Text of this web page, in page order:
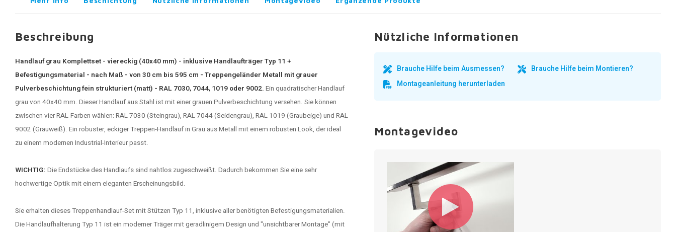
Beschreibung
Handlauf grau Komplettset - viereckig (40x40 mm) - inklusive Handlaufträger Typ 11 +
Befestigungsmaterial - nach Maß - von 30 cm bis 595 cm - Treppengeländer Metall mit grauer
Pulverbeschichtung fein strukturiert (matt) - RAL 7030, 7044, 1019 oder 9002. Ein quadratischerHandlauf
grau von 40x40 mm. Dieser Handlauf aus Stahl ist mit einer grauen Pulverbeschichtung versehen. Sie können
zwischen vier RAL-Farben wählen: RAL 7030 (Steingrau), RAL 7044 (Seidengrau), RAL 1019 (Graubeige) und RAL
9002 (Grauweiß). Ein robuster, eckigerTreppen-Handlauf in Grau aus Metall mit einem robusten Look, der ideal
zu einem modernen Industrial-Interieur passt.
WICHTIG: Die Endstücke des Handlaufs sind nahtlos zugeschweißt. Dadurch bekommen Sie eine sehr
hochwertige Optik mit einem eleganten Erscheinungsbild.
Sie erhalten dieses Treppenhandlauf-Set mit Stützen Typ 11, inklusive aller benötigten Befestigungsmaterialien.
Die Handlaufhalterung Typ 11 ist ein moderner Träger mit geradlinigem Design und "unsichtbarer Montage" (mit
Nützliche Informationen
Brauche Hilfe beim Ausmessen?
Brauche Hilfe beim Montieren?
Montageanleitung herunterladen
Montagevideo